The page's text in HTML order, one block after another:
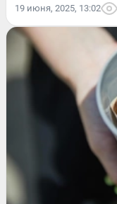
19 июня, 2025, 13:02